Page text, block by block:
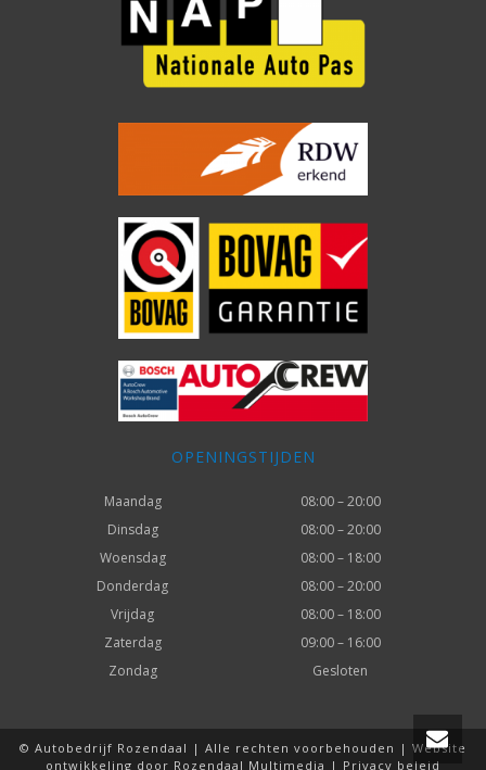
OPENINGSTIJDEN
Maandag
08:00 – 20:00
Dinsdag
08:00 – 20:00
Woensdag
08:00 – 18:00
Donderdag
08:00 – 20:00
Vrijdag
08:00 – 18:00
Zaterdag
09:00 – 16:00
Zondag
Gesloten
© Autobedrijf Rozendaal | Alle rechten voorbehouden | Website
ontwikkeling door Rozendaal Multimedia | Privacy beleid